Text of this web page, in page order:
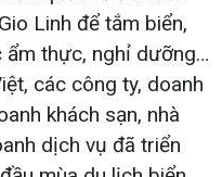
Linh để tắm biển,
ẩm thực, nghỉ dưỡng…
các công ty, doanh
khách sạn, nhà
dịch vụ đã triển